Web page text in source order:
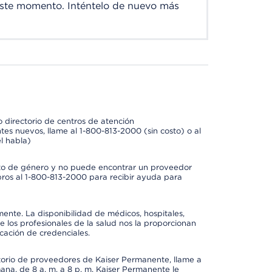
momento. Inténtelo de nuevo más
directorio de centros de atención
nuevos, llame al 1-800-813-2000 (sin costo) o al
habla)
de género y no puede encontrar un proveedor
al 1-800-813-2000 para recibir ayuda para
La disponibilidad de médicos, hospitales,
los profesionales de la salud nos la proporcionan
de credenciales.
de proveedores de Kaiser Permanente, llame a
de 8 a. m. a 8 p. m. Kaiser Permanente le